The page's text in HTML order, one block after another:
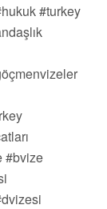
#turkey
#bvize